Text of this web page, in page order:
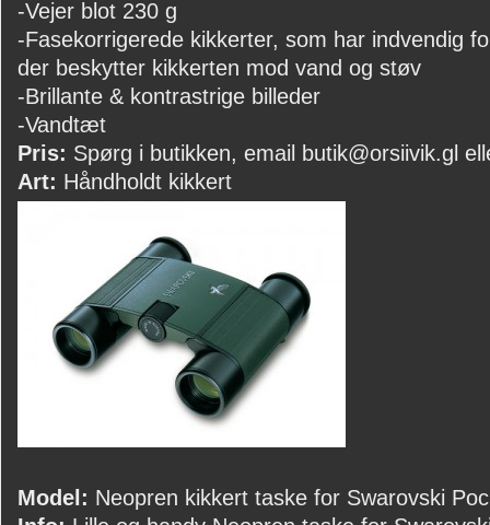
-Vejer blot 230 g
-Fasekorrigerede kikkerter, som har indvendig
der beskytter kikkerten mod vand og støv
-Brillante & kontrastrige billeder
-Vandtæt
Pris: Spørg i butikken, email butik@orsiivik.gl
Art: Håndholdt kikkert
Model: Neopren kikkert taske for Swarovski